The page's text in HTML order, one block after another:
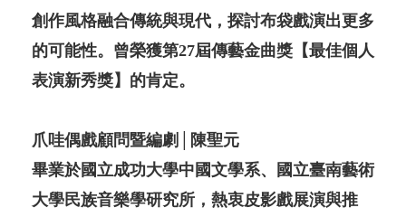
創作風格融合傳統與現代，探討布袋戲演出更多
的可能性。曾榮獲第27屆傳藝金曲獎【最佳個人
表演新秀獎】的肯定。
爪哇偶戲顧問暨編劇│陳聖元
畢業於國立成功大學中國文學系、國立臺南藝術
大學民族音樂學研究所，熱衷皮影戲展演與推